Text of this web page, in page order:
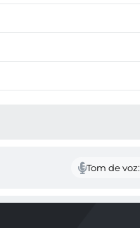
Tom de voz: